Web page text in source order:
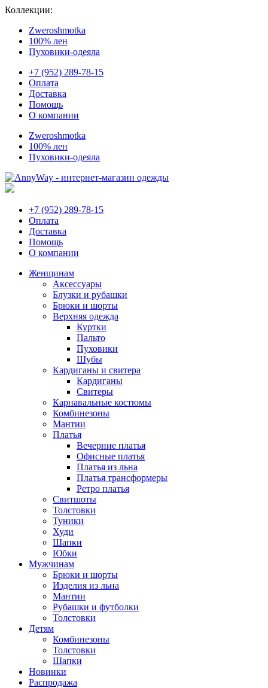
Коллекции:
Zweroshmotka
100% лен
Пуховики-одеяла
+7 (952) 289-78-15
Оплата
Доставка
Помощь
О компании
Zweroshmotka
100% лен
Пуховики-одеяла
+7 (952) 289-78-15
Оплата
Доставка
Помощь
О компании
Женщинам
Аксессуары
Блузки и рубашки
Брюки и шорты
Верхняя одежда
Куртки
Пальто
Пуховики
Шубы
Кардиганы и свитера
Кардиганы
Свитеры
Карнавальные костюмы
Комбинезоны
Мантии
Платья
Вечерние платья
Офисные платья
Платья из льна
Платья трансформеры
Ретро платья
Свитшоты
Толстовки
Туники
Худи
Шапки
Юбки
Мужчинам
Брюки и шорты
Изделия из льна
Мантии
Рубашки и футболки
Толстовки
Детям
Комбинезоны
Толстовки
Шапки
Новинки
Распродажа